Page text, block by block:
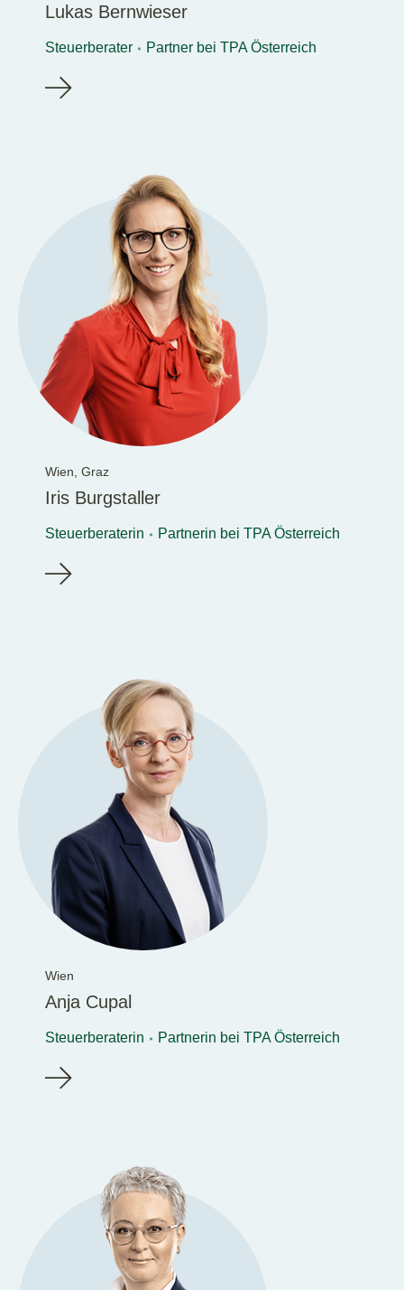
Lukas Bernwieser
Steuerberater Partner bei TPA Österreich
Wien, Graz
Iris Burgstaller
Steuerberaterin Partnerin bei TPA Österreich
Wien
Anja Cupal
Steuerberaterin Partnerin bei TPA Österreich